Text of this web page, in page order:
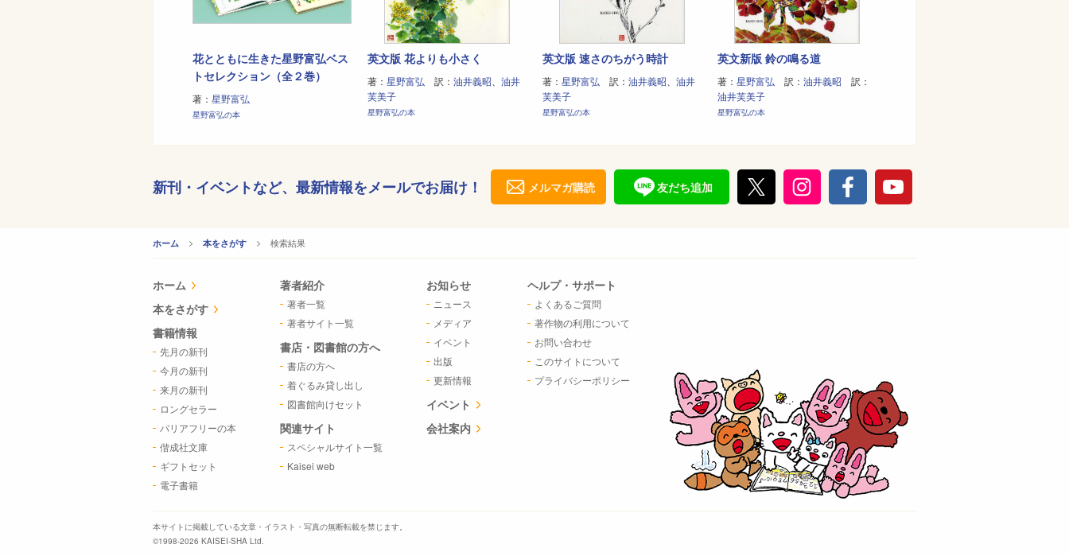
花とともに生きた星野富弘ベス
トセレクション（全２巻）
著： 星野富弘
星野富弘の本
英文版 花よりも小さく
著： 星野富弘 訳： 油井義昭
油井
芙美子
星野富弘の本
英文版 速さのちがう時計
著： 星野富弘 訳： 油井義昭
油井
芙美子
星野富弘の本
英文新版 鈴の鳴る道
著： 星野富弘 訳： 油井義昭 訳：
油井芙美子
星野富弘の本
新刊・イベントなど、 最新情報をメールでお届け！ メルマガ購読 友だち追加
ホーム 本をさがす CURRENT:
検索結果
ホーム
本をさがす
書籍情報
先月の新刊
今月の新刊
来月の新刊
ロングセラー
バリアフリーの本
偕成社文庫
ギフトセット
電子書籍
著者紹介
著者一覧
著者サイト一覧
書店・図書館の方へ
書店の方へ
着ぐるみ貸し出し
図書館向けセット
関連サイト
スペシャルサイト一覧
Kaisei web
お知らせ
ニュース
メディア
イベント
出版
更新情報
イベント
会社案内
ヘルプ・サポート
よくあるご質問
著作物の利用について
お問い合わせ
このサイトについて
プライバシーポリシー
本サイトに掲載している文章・イラスト・写真の無断転載を禁じます。
©1998-2026 KAISEI-SHA Ltd.